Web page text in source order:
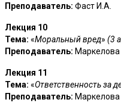
Преподаватель: Фаст И.А.
Лекция 10
Тема: «Моральный вред» (3
Преподаватель:
Лекция 11
Тема: «Ответственность за
Преподаватель: